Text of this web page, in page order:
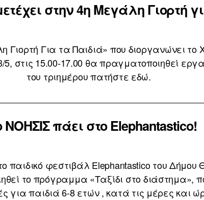
στην 4η Μεγάλη Γιορτή
Για τα Παιδιά» που διοργανώνει το
στις 15.00-17.00 θα πραγματοποιηθεί
του τριημέρου πατήστε εδώ.
ΝΟΗΣΙΣ πάει στο Elephantastico!
παιδικό φεστιβάλ Elephantastico του
το πρόγραμμα «Ταξίδι στο διάστημα»,
για παιδιά 6-8 ετών , κατά τις μέρες και